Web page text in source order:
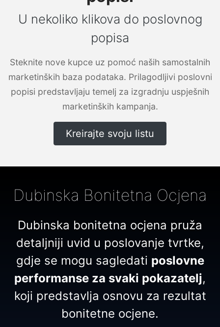
U nekoliko klikova do poslovnog
popisa
Steknite nove kupce uz pomoć naših samostalnih
marketinških baza podataka. Prilagodljivi poslovni
popisi predstavljaju temelj za izgradnju uspješnih
marketinških kampanja.
Kreirajte svoju listu
Dubinska Bonitetna Ocjena
Dubinska bonitetna ocjena pruža
detaljniji uvid u poslovanje tvrtke,
gdje se mogu sagledati poslovne
performanse za svaki pokazatelj,
koji predstavlja osnovu za rezultat
bonitetne ocjene.